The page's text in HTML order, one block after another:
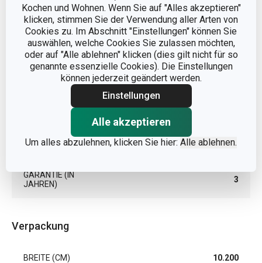
Kochen und Wohnen. Wenn Sie auf "Alles akzeptieren"
klicken, stimmen Sie der Verwendung aller Arten von
Cookies zu. Im Abschnitt "Einstellungen" können Sie
auswählen, welche Cookies Sie zulassen möchten,
oder auf "Alle ablehnen" klicken (dies gilt nicht für so
genannte essenzielle Cookies). Die Einstellungen
können jederzeit geändert werden.
Einstellungen
Alle akzeptieren
Um alles abzulehnen, klicken Sie hier: Alle ablehnen.
MATERIAL Metall, Antihaftbeschichtung
PRODUKTART
Gugelhupfform /
Napfkuchenform
PRODUKTLINIE
SPÜLMASCHINE
EAN 8595028405842
GARANTIE (IN
JAHREN)
3
Verpackung
BREITE (CM) 10.200